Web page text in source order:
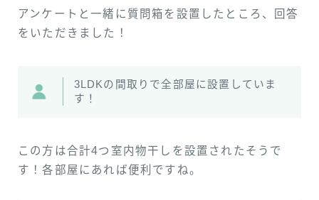
アンケートと一緒に質問箱を設置したところ、回答
をいただきました！
3LDKの間取りで全部屋に設置していま
す！
この方は合計4つ室内物干しを設置されたそうで
す！各部屋にあれば便利ですね。